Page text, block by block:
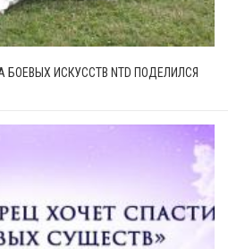
БОЕВЫХ ИСКУССТВ NTD ПОДЕЛИЛСЯ